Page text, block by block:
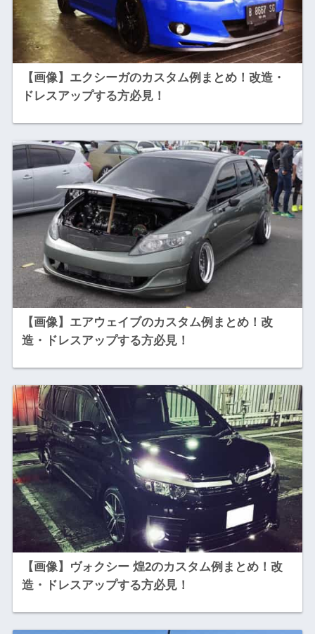
【画像】エクシーガのカスタム例まとめ！改造・
ドレスアップする方必見！
【画像】エアウェイブのカスタム例まとめ！改
造・ドレスアップする方必見！
【画像】ヴォクシー 煌2のカスタム例まとめ！改
造・ドレスアップする方必見！